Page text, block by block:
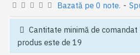
Bazată pe 0 note. -
Cantitate minimă de
produs este de 19